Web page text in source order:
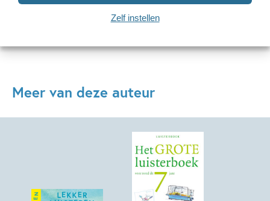
Zelf instellen
Bekijk alle artikelen
Meer van deze auteur